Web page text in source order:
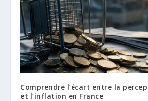
Comprendre l’écart entre la
et l’inflation en France